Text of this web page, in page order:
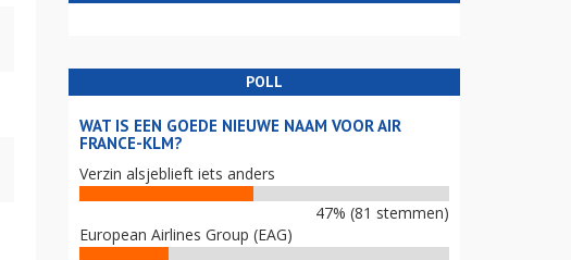
POLL
WAT IS EEN GOEDE NIEUWE NAAM VOOR AIR
FRANCE-KLM?
Verzin alsjeblieft iets anders
47% (81 stemmen)
European Airlines Group (EAG)